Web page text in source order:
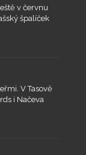
v červnu
špalíček
V Tasově
i Načeva